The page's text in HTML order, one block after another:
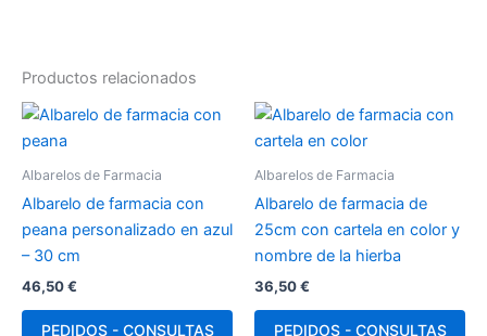
Productos relacionados
Albarelos de Farmacia
Albarelo de farmacia con
peana personalizado en azul
– 30 cm
46,50€
PEDIDOS - CONSULTAS
Albarelos de Farmacia
Albarelo de farmacia de
25cm con cartela en color y
nombre de la hierba
36,50€
PEDIDOS - CONSULTAS